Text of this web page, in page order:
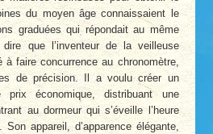
du moyen âge connaissaient le
graduées qui répondait au même
que l’inventeur de la veilleuse
à faire concurrence au chronomètre,
de précision. Il a voulu créer un
prix économique, distribuant une
au dormeur qui s’éveille l’heure
appareil, d’apparence élégante,